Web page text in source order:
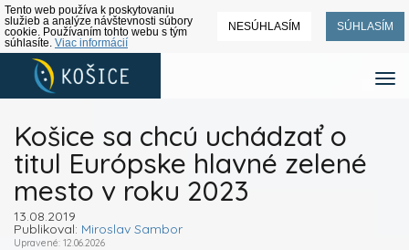
Tento web používa k poskytovaniu
služieb a analýze návštevnosti súbory
cookie. Používaním tohto webu s tým
súhlasíte. Viac informácií
NESÚHLASÍM SÚHLASÍM
Košice sa chcú uchádzať o
titul Európske hlavné zelené
mesto v roku 2023
13.08.2019
Publikoval: Miroslav Sambor
Upravené: 12.06.2026